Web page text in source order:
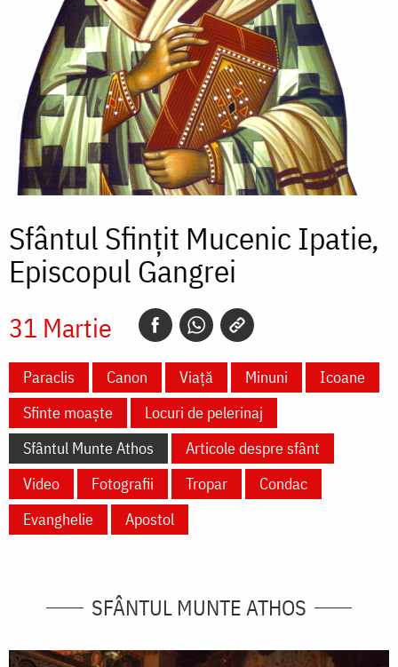
Sfântul Sfințit Mucenic Ipatie,
Episcopul Gangrei
31 Martie
Paraclis Canon Viață Minuni
Icoane
Sfinte moaște
Locuri de pelerinaj
Sfântul Munte Athos
Articole despre sfânt
Video
Fotografii Tropar
Condac
Evanghelie
Apostol
SFÂNTUL MUNTE ATHOS